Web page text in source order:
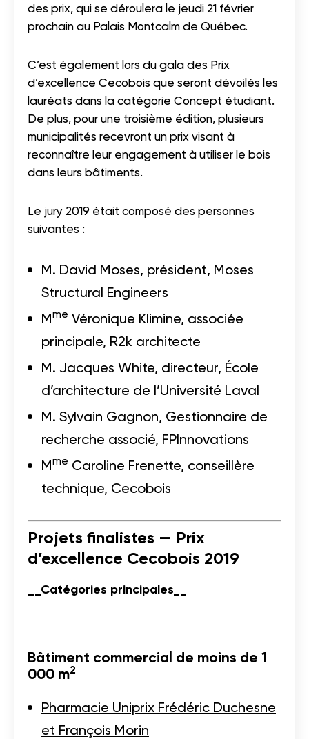
des prix, qui se déroulera le jeudi 21 février
prochain au Palais Montcalm de Québec.
C’est également lors du gala des Prix
d’excellence Cecobois que seront dévoilés les
lauréats dans la catégorie Concept étudiant.
De plus, pour une troisième édition, plusieurs
municipalités recevront un prix visant à
reconnaître leur engagement à utiliser le bois
dans leurs bâtiments.
Le jury 2019 était composé des personnes
suivantes :
M. David Moses, président, Moses
Structural Engineers
Mme Véronique Klimine, associée
principale, R2k architecte
M. Jacques White, directeur, École
d’architecture de l’Université Laval
M. Sylvain Gagnon, Gestionnaire de
recherche associé, FPInnovations
Mme Caroline Frenette, conseillère
technique, Cecobois
Projets finalistes — Prix
d’excellence Cecobois 2019
__Catégories principales__
Bâtiment commercial de moins de 1
000 m2
Pharmacie Uniprix Frédéric Duchesne
et François Morin